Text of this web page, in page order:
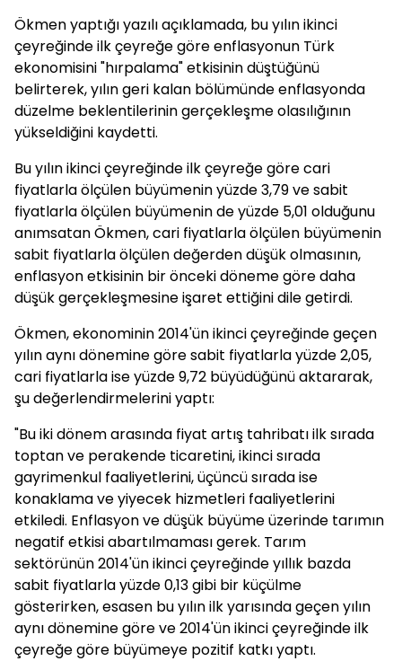
Ökmen yaptığı yazılı açıklamada, bu yılın ikinci
çeyreğinde ilk çeyreğe göre enflasyonun Türk
ekonomisini "hırpalama" etkisinin düştüğünü
belirterek, yılın geri kalan bölümünde enflasyonda
düzelme beklentilerinin gerçekleşme olasılığının
yükseldiğini kaydetti.
Bu yılın ikinci çeyreğinde ilk çeyreğe göre cari
fiyatlarla ölçülen büyümenin yüzde 3,79 ve sabit
fiyatlarla ölçülen büyümenin de yüzde 5,01 olduğunu
anımsatan Ökmen, cari fiyatlarla ölçülen büyümenin
sabit fiyatlarla ölçülen değerden düşük olmasının,
enflasyon etkisinin bir önceki döneme göre daha
düşük gerçekleşmesine işaret ettiğini dile getirdi.
Ökmen, ekonominin 2014'ün ikinci çeyreğinde geçen
yılın aynı dönemine göre sabit fiyatlarla yüzde 2,05,
cari fiyatlarla ise yüzde 9,72 büyüdüğünü aktararak,
şu değerlendirmelerini yaptı:
"Bu iki dönem arasında fiyat artış tahribatı ilk sırada
toptan ve perakende ticaretini, ikinci sırada
gayrimenkul faaliyetlerini, üçüncü sırada ise
konaklama ve yiyecek hizmetleri faaliyetlerini
etkiledi. Enflasyon ve düşük büyüme üzerinde tarımın
negatif etkisi abartılmaması gerek. Tarım
sektörünün 2014'ün ikinci çeyreğinde yıllık bazda
sabit fiyatlarla yüzde 0,13 gibi bir küçülme
gösterirken, esasen bu yılın ilk yarısında geçen yılın
aynı dönemine göre ve 2014'ün ikinci çeyreğinde ilk
çeyreğe göre büyümeye pozitif katkı yaptı.